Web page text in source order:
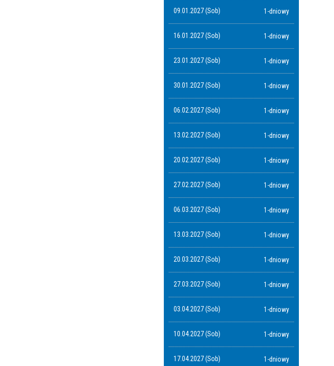
09.01.2027 (Sob) 1-dniowy
16.01.2027 (Sob) 1-dniowy
23.01.2027 (Sob) 1-dniowy
30.01.2027 (Sob) 1-dniowy
06.02.2027 (Sob) 1-dniowy
13.02.2027 (Sob) 1-dniowy
20.02.2027 (Sob) 1-dniowy
27.02.2027 (Sob) 1-dniowy
06.03.2027 (Sob) 1-dniowy
13.03.2027 (Sob) 1-dniowy
20.03.2027 (Sob) 1-dniowy
27.03.2027 (Sob) 1-dniowy
03.04.2027 (Sob) 1-dniowy
10.04.2027 (Sob) 1-dniowy
17.04.2027 (Sob) 1-dniowy